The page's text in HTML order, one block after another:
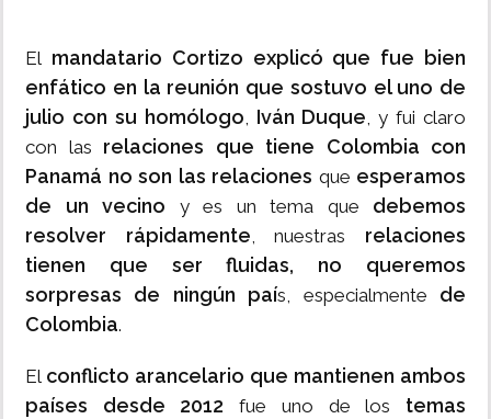
El mandatario Cortizo explicó que fue bien
enfático en la reunión que sostuvo el uno de
julio con su homólogo, Iván Duque, y fui claro
con las relaciones que tiene Colombia con
Panamá no son las relaciones que esperamos
de un vecino y es un tema que debemos
resolver rápidamente, nuestras relaciones
tienen que ser fluidas, no queremos
sorpresas de ningún país, especialmente de
Colombia.
El conflicto arancelario que mantienen ambos
países desde 2012 fue uno de los temas